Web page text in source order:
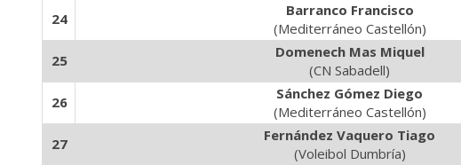
24
Barranco Francisco
(Mediterráneo Castellón)
25
Domenech Mas Miquel
(CN Sabadell)
26
Sánchez Gómez Diego
(Mediterráneo Castellón)
27
Fernández Vaquero Tiago
(Voleibol Dumbría)